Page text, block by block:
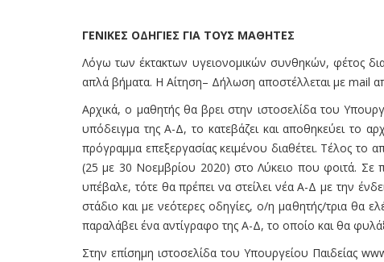
ΓΕΝΙΚΕΣ ΟΔΗΓΙΕΣ ΓΙΑ ΤΟΥΣ ΜΑΘΗΤΕΣ
Λόγω των έκτακτων υγειονομικών συνθηκών, φέτος
απλά βήματα. Η Αίτηση– Δήλωση αποστέλλεται με mail
Αρχικά, ο μαθητής θα βρει στην ιστοσελίδα του
υπόδειγμα της Α-Δ, το κατεβάζει και αποθηκεύει το
πρόγραμμα επεξεργασίας κειμένου διαθέτει. Τέλος
(25 με 30 Νοεμβρίου 2020) στο Λύκειο που φοιτά. Σε
υπέβαλε, τότε θα πρέπει να στείλει νέα Α-Δ με την
στάδιο και με νεότερες οδηγίες, ο/η μαθητής/τρια θα
παραλάβει ένα αντίγραφο της Α-Δ, το οποίο και θα
Στην επίσημη ιστοσελίδα του Υπουργείου Παιδείας